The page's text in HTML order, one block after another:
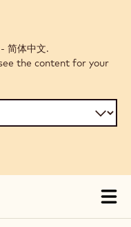
简体中文.
the content for your